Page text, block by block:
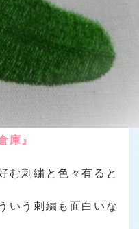
庫』
む刺繍と色々有ると
いう刺繍も面白いな